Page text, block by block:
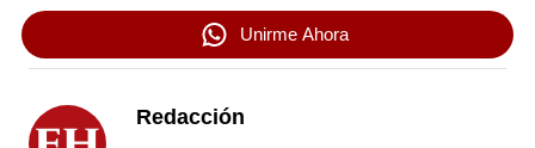
Unirme Ahora
Redacción